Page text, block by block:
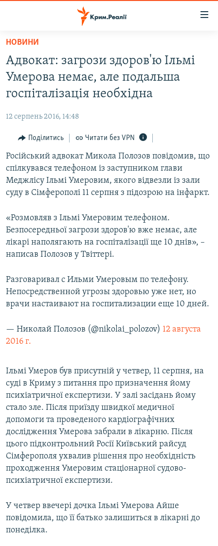
Перейти
основного
матеріалу
Перейти
до
основної
навігації
Перейти
пошуку
ВОДА.КРИМ
ВІДЕО ТА ФОТО
БЛОГИ
ПОГЛЯД
ІНТЕРВ'Ю
ВСЕ ЗА ДЕНЬ
СПЕЦПРОЕКТИ
ВІДЕОУРОКИ «ELIFBE»
СВІДЧЕННЯ ОКУПАЦІЇ
ІНФОГРАФІКА
Русский
Qırımtatar
ДОЛУЧАЙСЯ!
Усі сайти RFE/RL
НОВИНИ
Адвокат: загрози здоров'ю Ільмі
Умерова немає, але подальша
госпіталізація необхідна
12 серпень 2016, 14:48
Поділитись Читати без VPN
Російський адвокат Микола Полозов повідомив, що
спілкувався телефоном із заступником глави
Меджлісу Ільмі Умеровим, якого відвезли із зали
суду в Сімферополі 11 серпня з підозрою на інфаркт.
«Розмовляв з Ільмі Умеровим телефоном.
Безпосередньої загрози здоров'ю вже немає, але
лікарі наполягають на госпіталізації ще 10 днів», –
написав Полозов у Твіттері.
Разговаривал с Ильми Умеровым по телефону.
Непосредственной угрозы здоровью уже нет, но
врачи настаивают на госпитализации еще 10 дней.
— Николай Полозов (@nikolai_polozov) 12 августа
2016 г.
Ільмі Умеров був присутній у четвер, 11 серпня, на
суді в Криму з питання про призначення йому
психіатричної експертизи. У залі засідань йому
стало зле. Після приїзду швидкої медичної
допомоги та проведеного кардіографічних
дослідження Умерова забрали в лікарню. Після
цього підконтрольний Росії Київський райсуд
Сімферополя ухвалив рішення про необхідність
проходження Умеровим стаціонарної судово-
психіатричної експертизи.
У четвер ввечері дочка Ільмі Умерова Айше
повідомила, що її батько залишиться в лікарні до
понеділка.